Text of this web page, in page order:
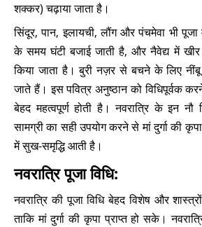
शक्कर) चढ़ाया जाता है।
सिंदूर, पान, इलायची, लौंग और पंचमेवा भी
के समय घंटी बजाई जाती है, और नैवेद्य में खीर
किया जाता है। बुरी नज़र से बचने के लिए
जाते हैं। इस पवित्र अनुष्ठान को विधिपूर्वक
बेहद महत्वपूर्ण होती है। नवरात्रि के इन
सामग्री का सही उपयोग करने से मां दुर्गा की
में सुख-समृद्धि आती है।
नवरात्रि पूजा विधि:
नवरात्रि की पूजा विधि बेहद विशेष और
ताकि मां दुर्गा की कृपा प्राप्त हो सके।